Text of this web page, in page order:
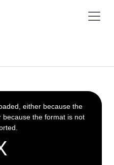
either because the
the format is not